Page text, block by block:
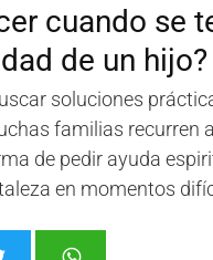
cuando se
de un hijo?
soluciones
familias recurren
de pedir ayuda
en momentos